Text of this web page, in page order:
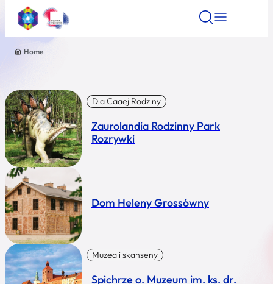
Nazwa atrakcji
Miasto
Kategoria
Home
Dla Caaej Rodziny
Zaurolandia Rodzinny Park
Rozrywki
Dom Heleny Grossówny
Muzea i skanseny
Spichrze o. Muzeum im. ks. dr.